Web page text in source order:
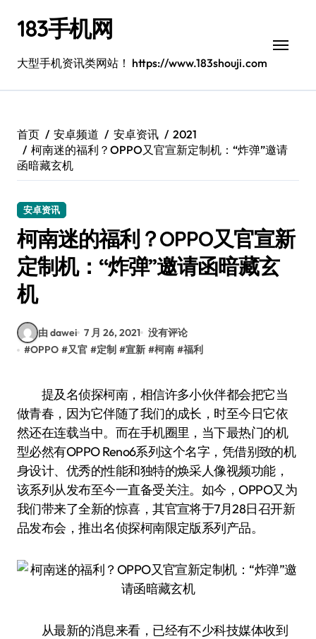
183手机网
大型手机资讯类网站！ https://www.183shouji.com
首页 安卓频道 安卓资讯
2021
柯南迷的福利？OPPO又官宣新定制机：“炸弹”邀请
函暗藏玄机
安卓资讯
柯南迷的福利？OPPO又官宣新
定制机：“炸弹”邀请函暗藏玄
机
由 dawei 7 月 26, 2021 没有评论
#OPPO #又官 #定制 #宣新 #柯南 #福利
提及名侦探柯南，相信许多小伙伴都会把它当
做青春，因为它伴随了我们的成长，时至今日它依
然还在连载当中。而在手机圈里，当下最热门的机
型必然有OPPO Reno6系列这个名字，凭借别致的机
身设计、优秀的性能和独特的焕采人像视频功能，
该系列从发布至今一直备受关注。如今，OPPO又为
我们带来了全新的惊喜，其官宣将于7月28日召开新
品发布会，推出名侦探柯南限定版系列产品。
从最新的消息来看，已经有不少科技媒体收到